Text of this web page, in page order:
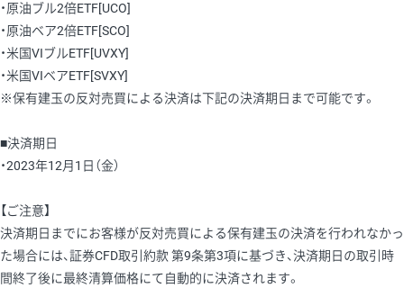
・原油ブル2倍ETF[UCO]
・原油ベア2倍ETF[SCO]
・米国VIブルETF[UVXY]
・米国VIベアETF[SVXY]
※保有建玉の反対売買による決済は下記の決済期日まで可能です。
■決済期日
・2023年12月1日（金）
【ご注意】
決済期日までにお客様が反対売買による保有建玉の決済を行われなかっ
た場合には、証券CFD取引約款 第9条第3項に基づき、決済期日の取引時
間終了後に最終清算価格にて自動的に決済されます。